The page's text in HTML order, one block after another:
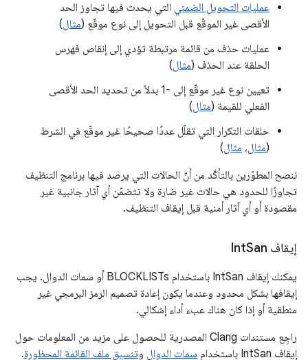
عمليات التحويل الضمني التي يحدث فيها تجاوز الحد
الأقصى غير الموقّع قبل التحويل إلى نوع موقّع (مثال)
عمليات حذف من قائمة مرتبطة تؤدي إلى إنقاص فهرس
الحلقة عند الحذف (مثال)
تعيين نوع غير موقّع إلى -1 بدلاً من تحديد الحد الأقصى
الفعلي للقيمة (مثال)
حلقات التكرار التي تقلّل عددًا صحيحًا غير موقّع في الشرط
(مثال، مثال)
ننصح المطوّرين بالتأكّد من أنّ الحالات التي يرصد فيها برنامج التنظيف
تجاوزًا للحدود هي حالات غير ضارة ولا تتضمّن أي آثار جانبية غير
مقصودة أو أي آثار أمنية قبل إيقاف التنظيف.
إيقاف Int San
يمكنك إيقاف IntSan باستخدام BLOCKLISTs أو سمات الدوال. يجب
إيقافها بشكل محدود وعندما يكون إعادة تصميم الرمز البرمجي غير
منطقية أو إذا كان هناك عبء أداء إشكالي.
راجِع مستندات Clang المصدرية للحصول على مزيد من المعلومات حول
إيقاف IntSan باستخدام
سمات الدوال وتنسيق ملف القائمة المحظورة.